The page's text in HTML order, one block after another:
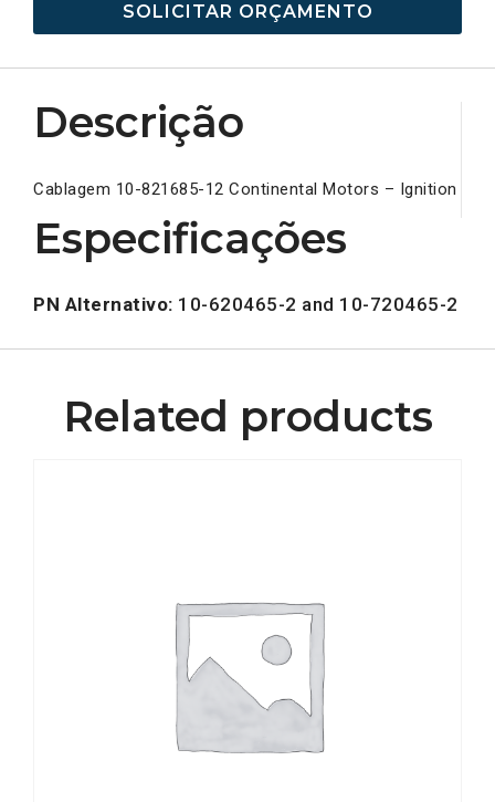
SOLICITAR ORÇAMENTO
Descrição
Cablagem 10-821685-12 Continental Motors – Ignition
Especificações
PN Alternativo: 10-620465-2 and 10-720465-2
Related products